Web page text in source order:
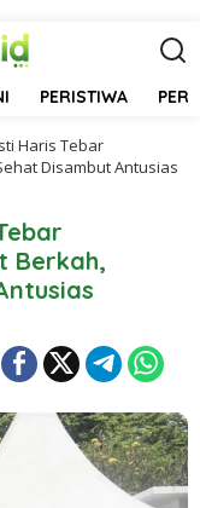
PERISTIWA
Haris Tebar
Disambut Antusias
Berkah,